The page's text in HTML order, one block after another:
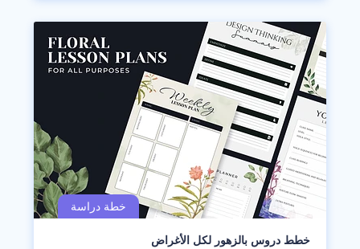
خطط دروس بالزهور لكل الأغراض